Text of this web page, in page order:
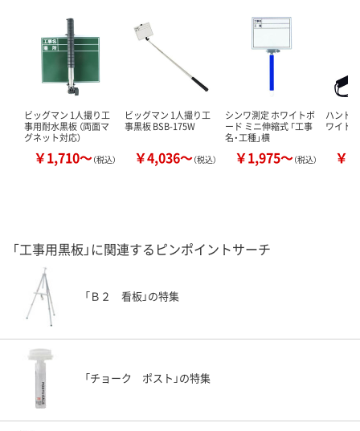
ビッグマン 1人撮り工
事用耐水黒板 （両面マ
グネット対応）
￥1,710～（税込）
ビッグマン 1人撮り工
事黒板 BSB-175W
￥4,036～（税込）
シンワ測定 ホワイトボ
ード ミニ伸縮式 「工事
名・工種」横
￥1,975～（税込）
ハンド
ワイト
￥
「工事用黒板」に関連するピンポイントサーチ
「Ｂ２ 看板」の特集
「チョーク ポスト」の特集